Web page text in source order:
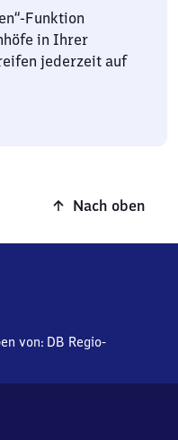
Funktion
in Ihrer
jederzeit auf
Nach oben
von: DB Regio-